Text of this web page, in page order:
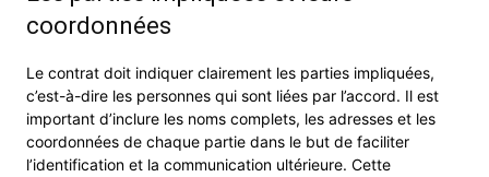
coordonnées
Le contrat doit indiquer clairement les parties impliquées,
c’est-à-dire les personnes qui sont liées par l’accord. Il est
important d’inclure les noms complets, les adresses et les
coordonnées de chaque partie dans le but de faciliter
l’identification et la communication ultérieure. Cette